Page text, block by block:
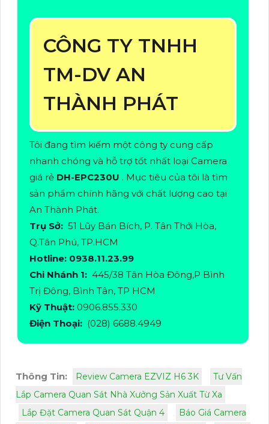
CÔNG TY TNHH
TM-DV AN
THÀNH PHÁT
Tôi đang tìm kiếm một công ty cung cấp
nhanh chóng và hỗ trợ tốt nhất loại Camera
giá rẻ DH-EPC230U . Mục tiêu của tôi là tìm
sản phẩm chính hãng với chất lượng cao tại
An Thành Phát.
Trụ Sở: 51 Lũy Bán Bích, P. Tân Thới Hòa,
Q.Tân Phú, TP.HCM
Hotline: 0938.11.23.99
Chi Nhánh 1: 445/38 Tân Hòa Đông,P Bình
Trị Đông, Bình Tân, TP HCM
Kỹ Thuật: 0906.855.330
Điện Thoại: (028) 6688.4949
Thông Tin: Review Camera EZVIZ H6 3K
Tư Vấn
Lắp Camera Quan Sát Nhà Xưởng Sản Xuất Từ Xa
Lắp Đặt Camera Quan Sát Quận 4
Báo Giá Camera